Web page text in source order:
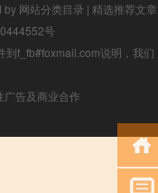
by 网站分类目录 | 精选推荐文章
号
到f_fb#foxmail.com说明，我们
告及商业合作